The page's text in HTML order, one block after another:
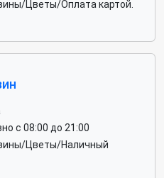
Цветы/Оплата картой.
с 08:00 до 21:00
Цветы/Наличный